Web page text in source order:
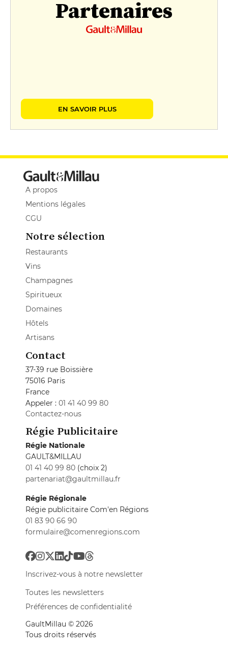
Partenaires
EN SAVOIR PLUS
A propos
Mentions légales
CGU
Notre sélection
Restaurants
Vins
Champagnes
Spiritueux
Domaines
Hôtels
Artisans
Contact
37-39 rue Boissière
75016 Paris
France
Appeler : 01 41 40 99 80
Contactez-nous
Régie Publicitaire
Régie Nationale
GAULT&MILLAU
01 41 40 99 80 (choix 2)
partenariat@gaultmillau.fr
Régie Régionale
Régie publicitaire Com'en Régions
01 83 90 66 90
formulaire@comenregions.com
Inscrivez-vous à notre newsletter
Toutes les newsletters
Préférences de confidentialité
GaultMillau © 2026
Tous droits réservés